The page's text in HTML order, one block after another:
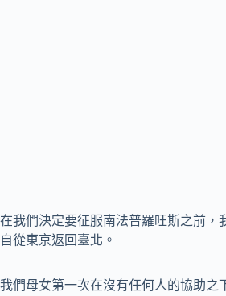
在我們決定要征服南法普羅旺斯之前，
自從東京返回臺北。
我們母女第一次在沒有任何人的協助之